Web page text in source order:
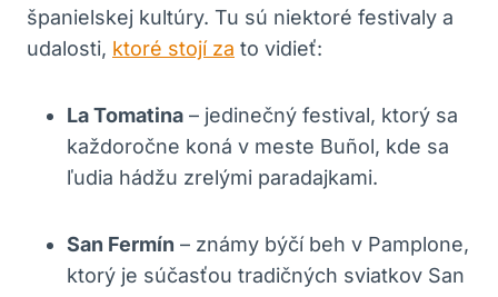
španielskej kultúry. Tu sú niektoré festivaly a
udalosti, ktoré stojí za to vidieť:
La Tomatina – jedinečný festival, ktorý sa
každoročne koná v meste Buñol, kde sa
ľudia hádžu zrelými paradajkami.
San Fermín – známy býčí beh v Pamplone,
ktorý je súčasťou tradičných sviatkov San